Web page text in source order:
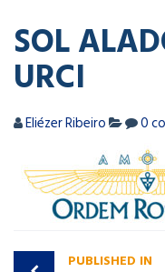
SOL
URCI
Eliézer Ribeiro 0
PUBLISHED IN